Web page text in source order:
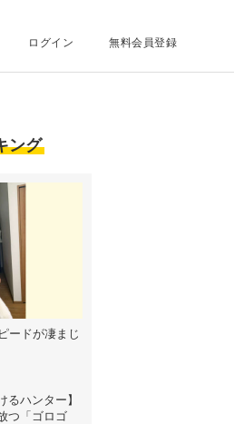
ログイン 無料会員登録
ング
ードが凄まじ
るハンター】
つ「ゴロゴ